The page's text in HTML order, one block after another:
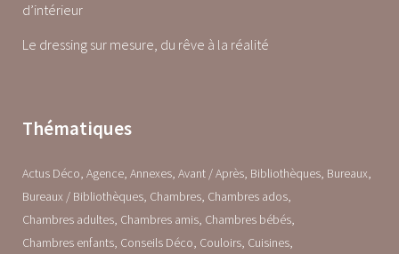
d’intérieur
Le dressing sur mesure, du rêve à la réalité
Thématiques
Actus Déco Agence Annexes Avant / Après Bibliothèques Bureaux
Bureaux / Bibliothèques Chambres Chambres ados
Chambres adultes Chambres amis Chambres bébés
Chambres enfants Conseils Déco Couloirs Cuisines